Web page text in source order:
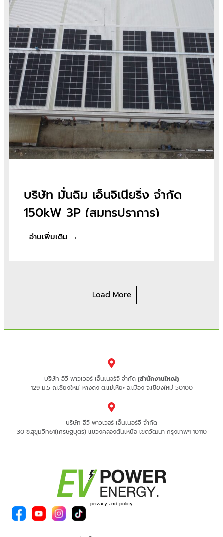
บริษัท มั่นฉิม เอ็นจิเนียริ่ง จำกัด
150kW 3P (สมุทรปราการ)
อ่านเพิ่มเติม →
Load More
บริษัท อีวี พาวเวอร์ เอ็นเนอร์จี จำกัด (สำนักงานใหญ่)
129 ม.5 ถ.เชียงใหม่-หางดง ต.แม่เหียะ อ.เมือง จ.เชียงใหม่ 50100
บริษัท อีวี พาวเวอร์ เอ็นเนอร์จี จำกัด
30 ซ.สุขุมวิท61(เศรษฐบุตร) แขวงคลองตันเหนือ เขตวัฒนา กรุงเทพฯ 10110
privacy and policy